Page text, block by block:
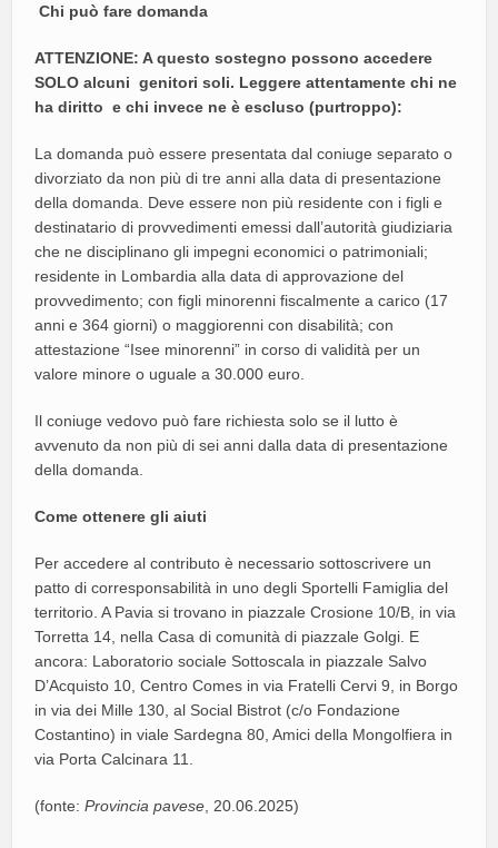
Chi può fare domanda
ATTENZIONE: A questo sostegno possono accedere
SOLO alcuni genitori soli. Leggere attentamente chi ne
ha diritto e chi invece ne è escluso (purtroppo):
La domanda può essere presentata dal coniuge separato o
divorziato da non più di tre anni alla data di presentazione
della domanda. Deve essere non più residente con i figli e
destinatario di provvedimenti emessi dall’autorità giudiziaria
che ne disciplinano gli impegni economici o patrimoniali;
residente in Lombardia alla data di approvazione del
provvedimento; con figli minorenni fiscalmente a carico (17
anni e 364 giorni) o maggiorenni con disabilità; con
attestazione “Isee minorenni” in corso di validità per un
valore minore o uguale a 30.000 euro.
Il coniuge vedovo può fare richiesta solo se il lutto è
avvenuto da non più di sei anni dalla data di presentazione
della domanda.
Come ottenere gli aiuti
Per accedere al contributo è necessario sottoscrivere un
patto di corresponsabilità in uno degli Sportelli Famiglia del
territorio. A Pavia si trovano in piazzale Crosione 10/B, in via
Torretta 14, nella Casa di comunità di piazzale Golgi. E
ancora: Laboratorio sociale Sottoscala in piazzale Salvo
D’Acquisto 10, Centro Comes in via Fratelli Cervi 9, in Borgo
in via dei Mille 130, al Social Bistrot (c/o Fondazione
Costantino) in viale Sardegna 80, Amici della Mongolfiera in
via Porta Calcinara 11.
(fonte:Provincia pavese , 20.06.2025)